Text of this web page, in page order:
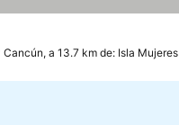
Cancún, a 13.7 km de: Isla Mujeres